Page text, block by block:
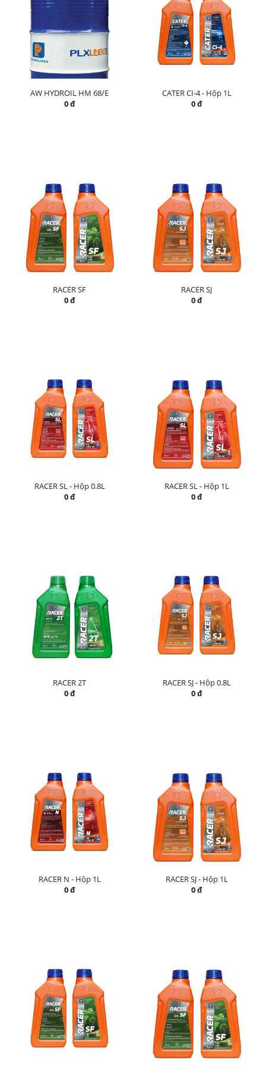
AW HYDROIL HM 68/E
0 đ
CATER CI-4 - Hộp 1L
0 đ
RACER SF
0 đ
RACER SJ
0 đ
RACER SL - Hộp 0.8L
0 đ
RACER SL - Hộp 1L
0 đ
RACER 2T
0 đ
RACER SJ - Hộp 0.8L
0 đ
RACER N - Hộp 1L
0 đ
RACER SJ - Hộp 1L
0 đ